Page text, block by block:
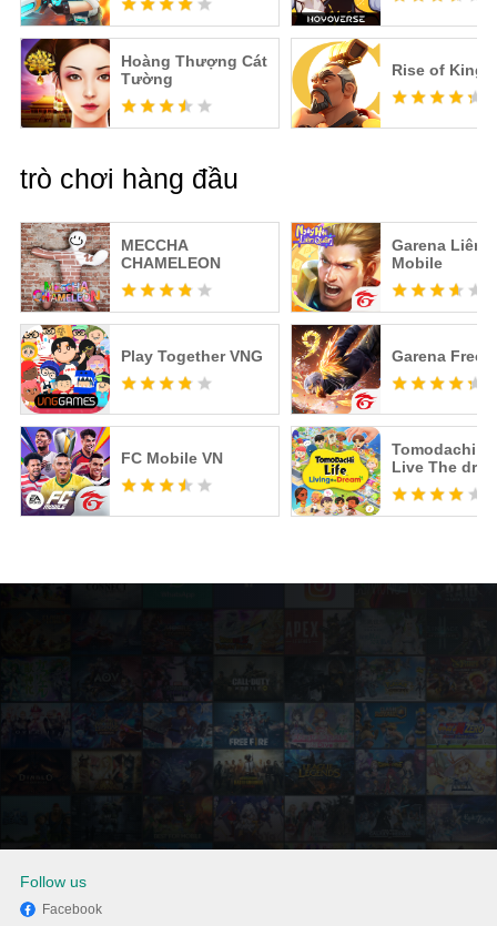
Hoàng Thượng Cát
Tường
Rise of
trò chơi hàng đầu
MECCHA
CHAMELEON
Play Together VNG
FC Mobile VN
Garena Liên
Mobile
Garena Free
Tomodachi
Live The
Follow us
Facebook